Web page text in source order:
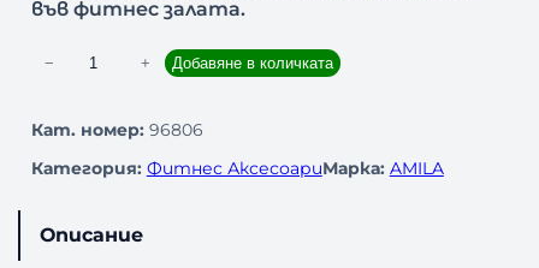
във фитнес залата.
ч
т
− + Добавяне в количката
Кат. номер: 96806
Категория: Фитнес АксесоариМарка: AMILA
Описание